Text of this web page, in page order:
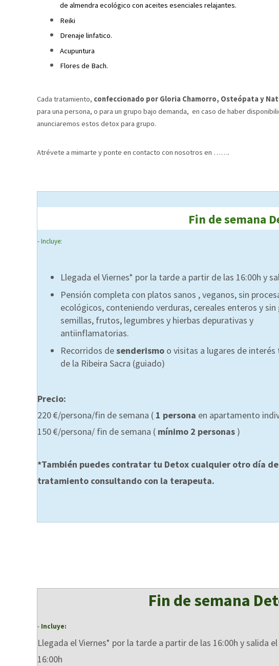
de almendra ecológico con aceites esenciales relajantes.
Reiki
Drenaje linfatico.
Acupuntura
Flores de Bach.
Cada tratamiento, confeccionado por Gloria Chamorro, Osteópata y
para una persona, o para un grupo bajo demanda, en caso de haber
anunciaremos estos detox para grupo.
Atrévete a mimarte y ponte en contacto con nosotros en …….
Fin de semana
- Incluye:
Llegada el Viernes* por la tarde a partir de las 16:00h y
Pensión completa con platos sanos , veganos, sin
ecológicos, conteniendo verduras, cereales enteros y
semillas, frutos, legumbres y hierbas depurativas y
antiinflamatorias.
Recorridos desenderismo o visitas a lugares de
de la Ribeira Sacra (guiado)
Precio:
220 €/persona/fin de semana ( 1 persona en apartamento
150 €/persona/ fin de semana ( mínimo 2 personas )
*También puedes contratar tu Detox cualquier otro día
tratamiento consultando con la terapeuta.
Fin de semana
- Incluye:
Llegada el Viernes* por la tarde a partir de las 16:00h y salida
16:00h